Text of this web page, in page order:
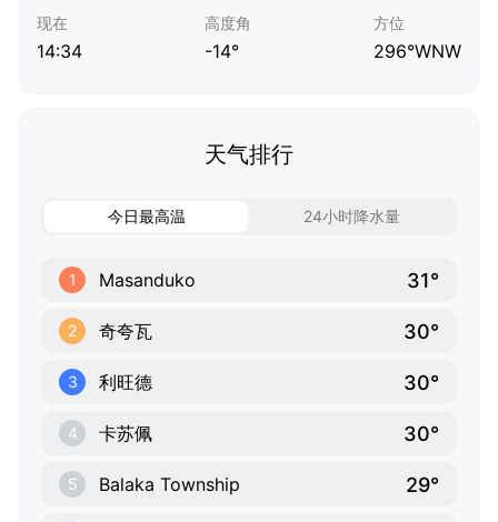
现在
14:34
高度角
-14°
方位
296°WNW
天气排行
今日最高温 24小时降水量
1 Masanduko 31°
2 奇夸瓦 30°
3 利旺德 30°
4 卡苏佩 30°
5 Balaka Township 29°